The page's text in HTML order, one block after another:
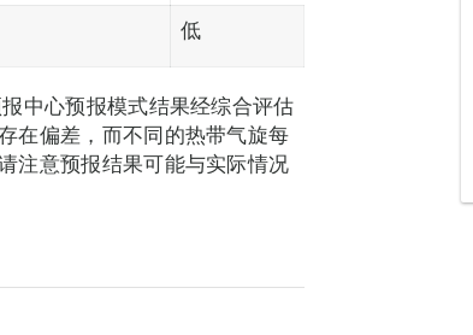
低
中心预报模式结果经综合评估
在偏差，而不同的热带气旋每
注意预报结果可能与实际情况